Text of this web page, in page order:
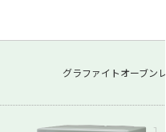
グラファイトオーブン